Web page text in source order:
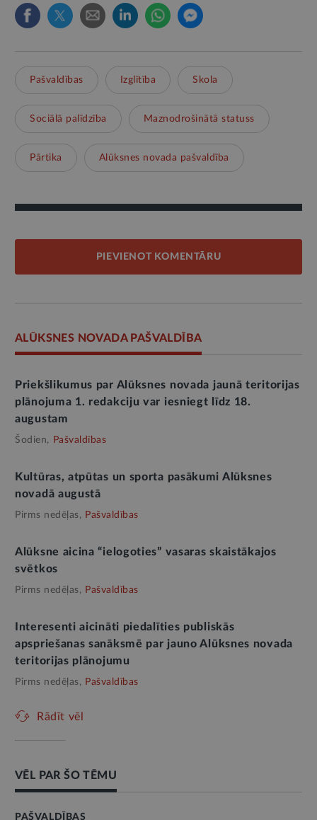
Pašvaldības Izglītība Skola
Sociālā palīdzība Maznodrošinātā statuss
Pārtika Alūksnes novada pašvaldība
PIEVIENOT KOMENTĀRU
ALŪKSNES NOVADA PAŠVALDĪBA
Priekšlikumus par Alūksnes novada jaunā teritorijas
plānojuma 1. redakciju var iesniegt līdz 18.
augustam
Šodien, Pašvaldības
Kultūras, atpūtas un sporta pasākumi Alūksnes
novadā augustā
Pirms nedēļas, Pašvaldības
Alūksne aicina “ielogoties” vasaras skaistākajos
svētkos
Pirms nedēļas, Pašvaldības
Interesenti aicināti piedalīties publiskās
apspriešanas sanāksmē par jauno Alūksnes novada
teritorijas plānojumu
Pirms nedēļas, Pašvaldības
Rādīt vēl
VĒL PAR ŠO TĒMU
PAŠVALDĪBAS